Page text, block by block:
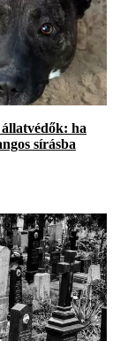
ha
sírásba